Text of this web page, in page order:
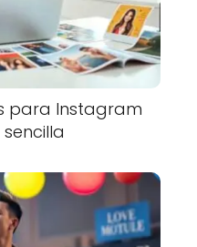
para Instagram